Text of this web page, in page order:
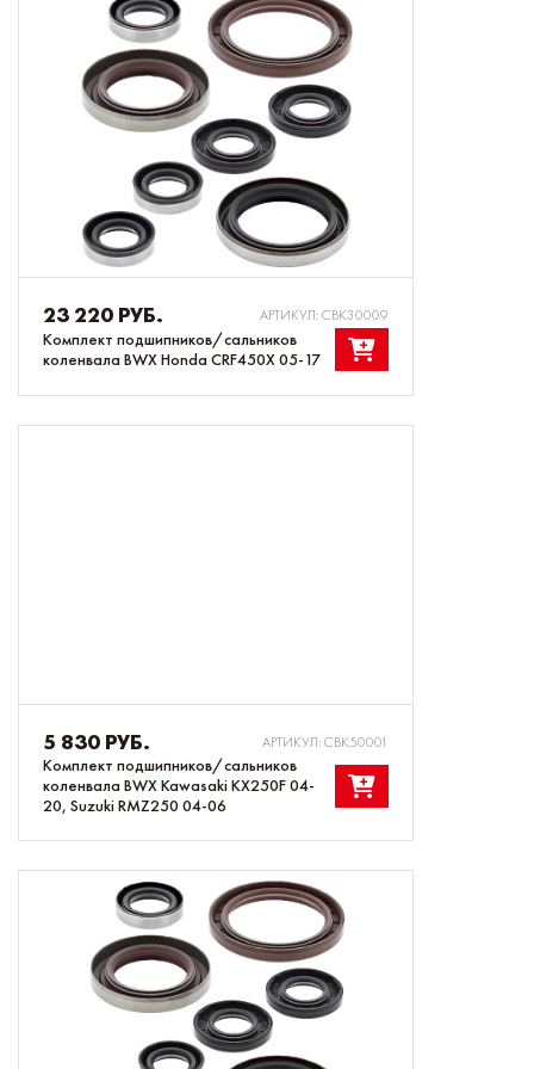
23 220 РУБ. АРТИКУЛ: CBK30009
Комплект подшипников/сальников
коленвала BWX Honda CRF450X 05-17
5 830 РУБ. АРТИКУЛ: CBK50001
Комплект подшипников/сальников
коленвала BWX Kawasaki KX250F 04-
20, Suzuki RMZ250 04-06